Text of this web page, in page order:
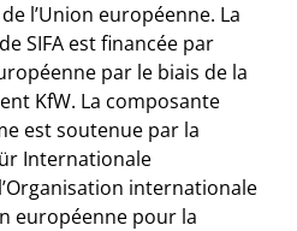
l’Union européenne. La
SIFA est financée par
par le biais de la
KfW. La composante
est soutenue par la
Internationale
internationale
européenne pour la